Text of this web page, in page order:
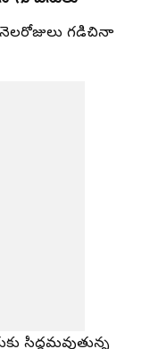
గడిచినా
సిద్ధమవుతున్న